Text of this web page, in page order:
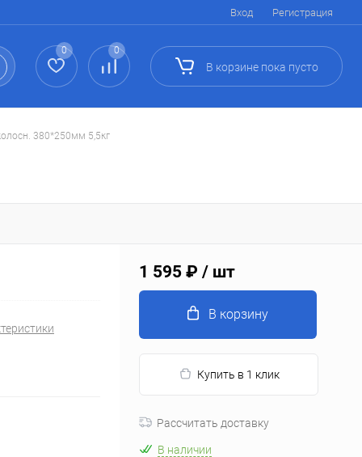
Вход Регистрация
0 0
В корзине пока пусто
380*250мм 5,5кг
1 595 ₽ / шт
В корзину
Купить в 1 клик
Рассчитать доставку
В наличии